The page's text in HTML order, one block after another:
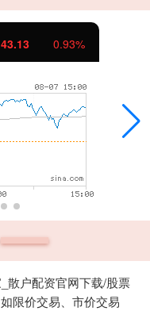
43.13 0.93%
散户配资官网下载/股票
限价交易、市价交易